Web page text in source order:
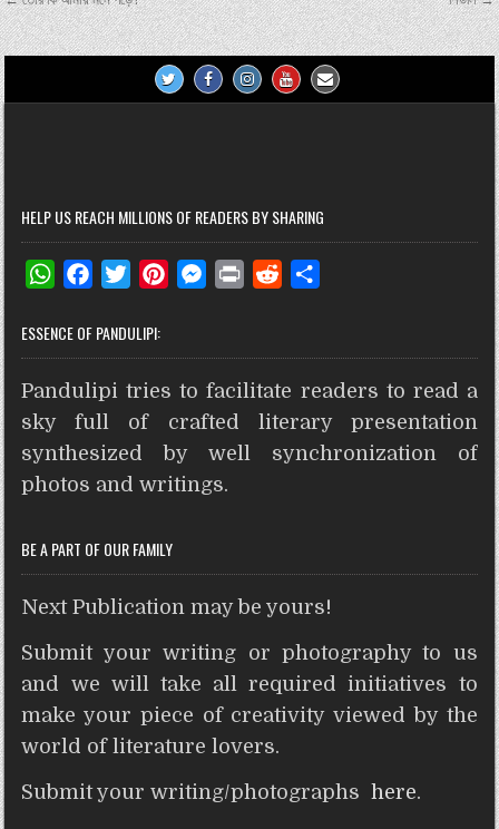
t
r
navigation
HELP US REACH MILLIONS OF READERS BY SHARING
W
a
t
s
A
p
p
c
e
b
o
o
k
T
i
t
t
e
r
t
e
r
e
s
M
s
e
n
g
e
n
t
d
i
t
r
e
ESSENCE OF PANDULIPI:
Pandulipi tries to facilitate readers to read a
sky full of crafted literary presentation
synthesized by well synchronization of
photos and writings.
BE A PART OF OUR FAMILY
Next Publication may be yours!
Submit your writing or photography to us
and we will take all required initiatives to
make your piece of creativity viewed by the
world of literature lovers.
Submit your writing/photographshere.